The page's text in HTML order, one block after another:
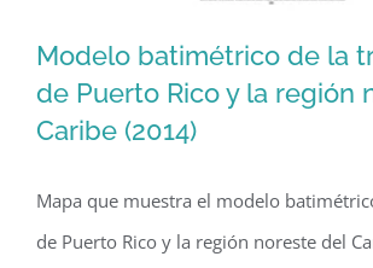
Modelo batimétrico de la
Puerto Rico y la región
Caribe (2014)
Modelo batimétrico de la
de Puerto Rico y la región
Caribe (2014)
Mapa que muestra el modelo
de Puerto Rico y la región noreste del